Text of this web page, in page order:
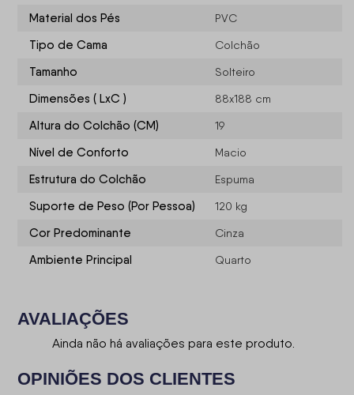
Material dos Pés PVC
Tipo de Cama Colchão
Tamanho Solteiro
Dimensões ( LxC ) 88x188 cm
Altura do Colchão (CM) 19
Nível de Conforto Macio
Estrutura do Colchão Espuma
Suporte de Peso (Por Pessoa) 120 kg
Cor Predominante Cinza
Ambiente Principal Quarto
AVALIAÇÕES
Ainda não há avaliações para este produto.
OPINIÕES DOS CLIENTES